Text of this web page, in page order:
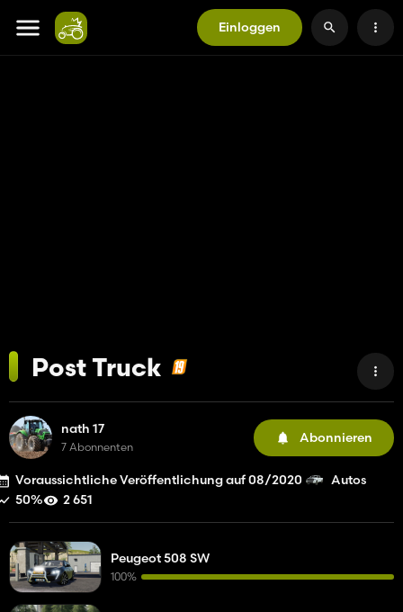
Einloggen
Post Truck
nath 17
7 Abonnenten
Abonnieren
Voraussichtliche Veröffentlichung auf 08/2020
Autos
50%
2 651
Peugeot 508 SW
100%